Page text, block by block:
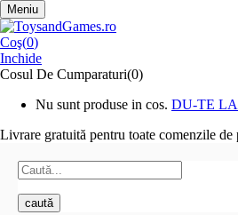
Meniu
Coş(0)
Inchide
Cosul De Cumparaturi(0)
Nu sunt produse in cos. DU-TE
Livrare gratuită pentru toate comenzile de
caută